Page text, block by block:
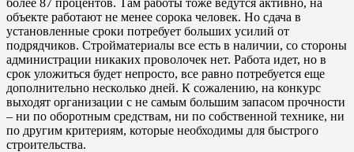
объекте работают не менее сорока человек. Но сдача в
установленные сроки потребует больших усилий от
подрядчиков. Стройматериалы все есть в наличии, со стороны
администрации никаких проволочек нет. Работа идет, но в
срок уложиться будет непросто, все равно потребуется еще
дополнительно несколько дней. К сожалению, на конкурс
выходят организации с не самым большим запасом прочности
– ни по оборотным средствам, ни по собственной технике, ни
по другим критериям, которые необходимы для быстрого
строительства.